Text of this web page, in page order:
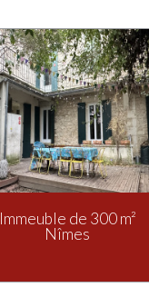
Immeuble de 300 m²
Nîmes